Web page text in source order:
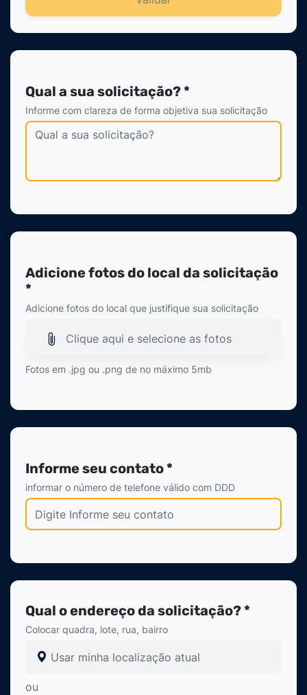
Qual a sua solicitação? *
Informe com clareza de forma objetiva sua solicitação
Adicione fotos do local da solicitação
*
Adicione fotos do local que justifique sua solicitação
Clique aqui e selecione as fotos
Fotos em .jpg ou .png de no máximo 5mb
Informe seu contato *
informar o número de telefone válido com DDD
Qual o endereço da solicitação? *
Colocar quadra, lote, rua, bairro
Usar minha localização atual
ou